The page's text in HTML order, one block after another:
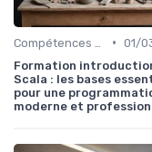
• 01/
Formation
Scala : les bases
pour une
moderne et